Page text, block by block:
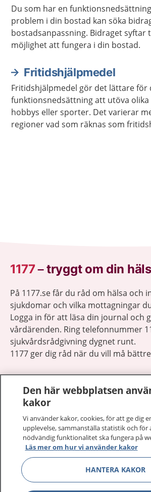
Du som har en
problem i din bostad kan söka
bostadsanpassning. Bidraget syftar
möjlighet att fungera i din bostad.
Fritidshjälpmedel
Fritidshjälpmedel gör det lättare för
funktionsnedsättning att utöva
hobbys eller sporter. Det varierar
regioner vad som räknas som
1177–tryggt om din
På 1177.se får du råd om hälsa och
sjukdomar och vilka mottagningar
Logga in för att läsa din journal och
vårdärenden. Ring telefonnummer
sjukvårdsrådgivning dygnet runt.
1177 ger dig råd när du vill må
1177 på flera språk
Om 1177
Kontakt
Den här webbplatsen
kakor
Vi använder kakor, cookies, för att ge dig
upplevelse, sammanställa statistik och för
nödvändig funktionalitet ska fungera på
Läs mer om hur vi använder kakor
HANTERA KAKOR